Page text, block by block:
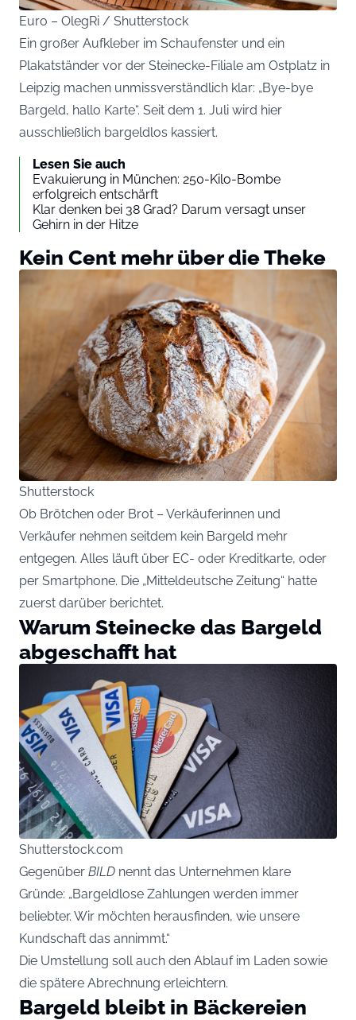
Euro – OlegRi / Shutterstock
Ein großer Aufkleber im Schaufenster und ein
Plakatständer vor der Steinecke-Filiale am Ostplatz in
Leipzig machen unmissverständlich klar: „Bye-bye
Bargeld, hallo Karte“. Seit dem 1. Juli wird hier
ausschließlich bargeldlos kassiert.
Lesen Sie auch
Evakuierung in München: 250-Kilo-Bombe
erfolgreich entschärft
Klar denken bei 38 Grad? Darum versagt unser
Gehirn in der Hitze
Kein Cent mehr über die Theke
Shutterstock
Ob Brötchen oder Brot – Verkäuferinnen und
Verkäufer nehmen seitdem kein Bargeld mehr
entgegen. Alles läuft über EC- oder Kreditkarte, oder
per Smartphone. Die „Mitteldeutsche Zeitung“ hatte
zuerst darüber berichtet.
Warum Steinecke das Bargeld
abgeschafft hat
Shutterstock.com
Gegenüber BILD nennt das Unternehmen klare
Gründe: „Bargeldlose Zahlungen werden immer
beliebter. Wir möchten herausfinden, wie unsere
Kundschaft das annimmt.“
Die Umstellung soll auch den Ablauf im Laden sowie
die spätere Abrechnung erleichtern.
Bargeld bleibt in Bäckereien